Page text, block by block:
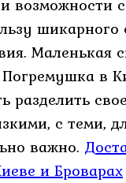
возможности
шикарного
Маленькая
в
разделить
с теми,
важно.
и Броварах